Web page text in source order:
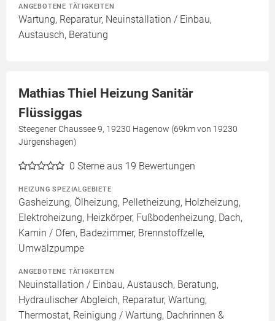
ANGEBOTENE TÄTIGKEITEN
Wartung, Reparatur, Neuinstallation / Einbau,
Austausch, Beratung
Mathias Thiel Heizung Sanitär
Flüssiggas
Steegener Chaussee 9, 19230 Hagenow (69km von 19230
Jürgenshagen)
0 Sterne aus 19 Bewertungen
HEIZUNG SPEZIALGEBIETE
Gasheizung, Ölheizung, Pelletheizung, Holzheizung,
Elektroheizung, Heizkörper, Fußbodenheizung, Dach,
Kamin / Ofen, Badezimmer, Brennstoffzelle,
Umwälzpumpe
ANGEBOTENE TÄTIGKEITEN
Neuinstallation / Einbau, Austausch, Beratung,
Hydraulischer Abgleich, Reparatur, Wartung,
Thermostat, Reinigung / Wartung, Dachrinnen &